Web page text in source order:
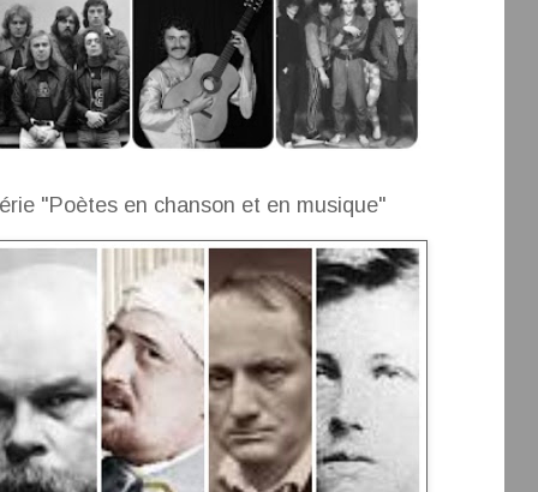
"Poètes en chanson et en musique"